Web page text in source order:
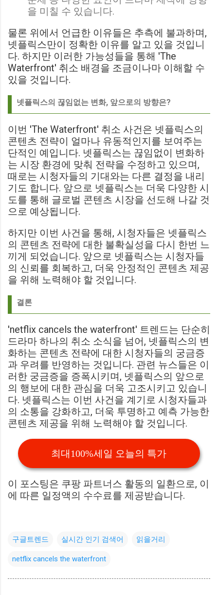
을 미칠 수 있습니다.
물론 위에서 언급한 이유들은 추측에 불과하며,
넷플릭스만이 정확한 이유를 알고 있을 것입니
다. 하지만 이러한 가능성들을 통해 'The
Waterfront' 취소 배경을 조금이나마 이해할 수
있을 것입니다.
넷플릭스의 끊임없는 변화, 앞으로의 방향은?
이번 'The Waterfront' 취소 사건은 넷플릭스의
콘텐츠 전략이 얼마나 유동적인지를 보여주는
단적인 예입니다. 넷플릭스는 끊임없이 변화하
는 시장 환경에 맞춰 전략을 수정하고 있으며,
때로는 시청자들의 기대와는 다른 결정을 내리
기도 합니다. 앞으로 넷플릭스는 더욱 다양한 시
도를 통해 글로벌 콘텐츠 시장을 선도해 나갈 것
으로 예상됩니다.
하지만 이번 사건을 통해, 시청자들은 넷플릭스
의 콘텐츠 전략에 대한 불확실성을 다시 한번 느
끼게 되었습니다. 앞으로 넷플릭스는 시청자들
의 신뢰를 회복하고, 더욱 안정적인 콘텐츠 제공
을 위해 노력해야 할 것입니다.
결론
'netflix cancels the waterfront' 트렌드는 단순히
드라마 하나의 취소 소식을 넘어, 넷플릭스의 변
화하는 콘텐츠 전략에 대한 시청자들의 궁금증
과 우려를 반영하는 것입니다. 관련 뉴스들은 이
러한 궁금증을 증폭시키며, 넷플릭스의 앞으로
의 행보에 대한 관심을 더욱 고조시키고 있습니
다. 넷플릭스는 이번 사건을 계기로 시청자들과
의 소통을 강화하고, 더욱 투명하고 예측 가능한
콘텐츠 제공을 위해 노력해야 할 것입니다.
최대100%세일 오늘의 특가
이 포스팅은 쿠팡 파트너스 활동의 일환으로, 이
에 따른 일정액의 수수료를 제공받습니다.
구글트렌드 실시간 인기 검색어 읽을거리
netflix cancels the waterfront